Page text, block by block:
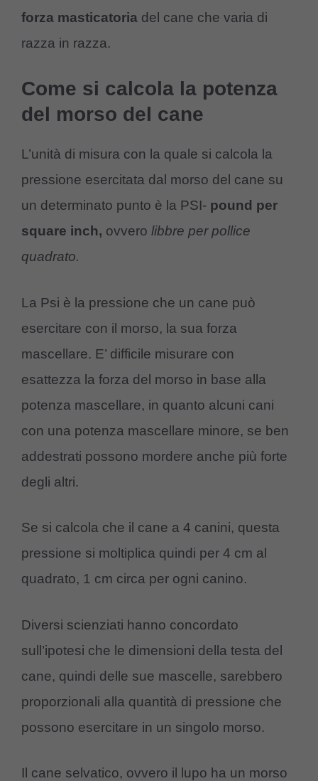
forza masticatoria del cane che varia di
razza in razza.
Come si calcola la potenza
del morso del cane
L’unità di misura con la quale si calcola la
pressione esercitata dal morso del cane su
un determinato punto è la PSI- pound per
square inch, ovvero libbre per pollice
quadrato.
La Psi è la pressione che un cane può
esercitare con il morso, la sua forza
mascellare. E’ difficile misurare con
esattezza la forza del morso in base alla
potenza mascellare, in quanto alcuni cani
con una potenza mascellare minore, se ben
addestrati possono mordere anche più forte
degli altri.
Se si calcola che il cane a 4 canini, questa
pressione si moltiplica quindi per 4 cm al
quadrato, 1 cm circa per ogni canino.
Diversi scienziati hanno concordato
sull’ipotesi che le dimensioni della testa del
cane, quindi delle sue mascelle, sarebbero
proporzionali alla quantità di pressione che
possono esercitare in un singolo morso.
Il cane selvatico, ovvero il lupo ha un morso